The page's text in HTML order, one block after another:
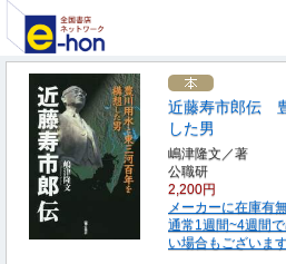
近藤寿市郎伝
した男
嶋津隆文／著
公職研
2,200円
メーカーに在庫有
通常1週間~4週間
い場合もございま